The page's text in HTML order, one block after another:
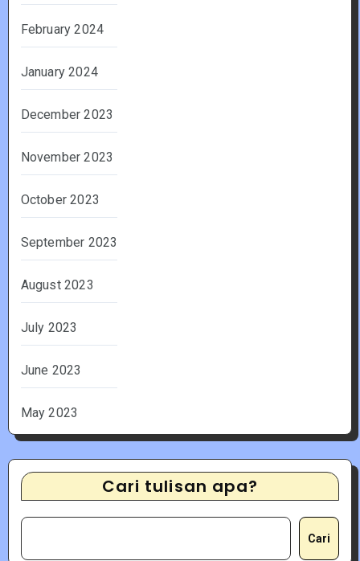
February 2024
January 2024
December 2023
November 2023
October 2023
September 2023
August 2023
July 2023
June 2023
May 2023
Cari tulisan apa?
Cari